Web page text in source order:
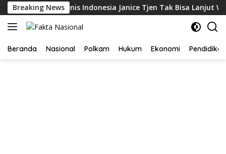
Langsung
ke
konten
Breaking News
Petenis Indonesia Janice Tjen Tak Bisa Lanjut WTA 1000
Beranda Nasional Polkam Hukum Ekonomi Pendidikan